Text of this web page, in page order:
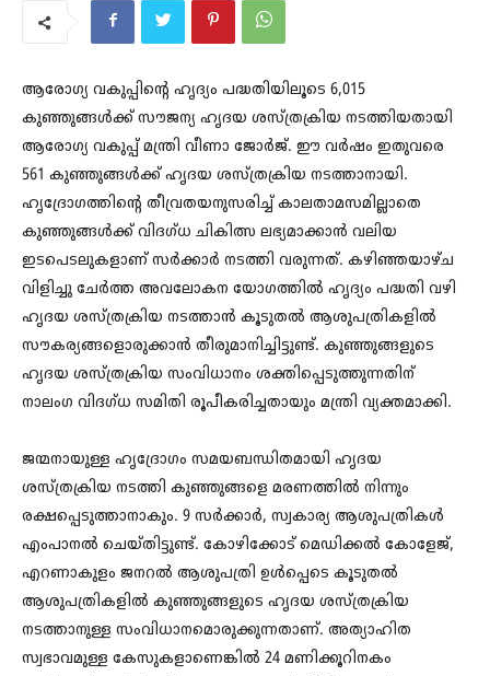
ആരോഗ്യ വകുപ്പിന്റെ ഹൃദ്യം പദ്ധതിയിലൂടെ 6,015
കുഞ്ഞുങ്ങള്‍ക്ക് സൗജന്യ ഹൃദയ ശസ്ത്രക്രിയ നടത്തിയതായി
ആരോഗ്യ വകുപ്പ് മന്ത്രി വീണാ ജോര്‍ജ്. ഈ വര്‍ഷം ഇതുവരെ
561 കുഞ്ഞുങ്ങള്‍ക്ക് ഹൃദയ ശസ്ത്രക്രിയ നടത്താനായി.
ഹൃദ്രോഗത്തിന്റെ തീവ്രതയനുസരിച്ച് കാലതാമസമില്ലാതെ
കുഞ്ഞുങ്ങള്‍ക്ക് വിദഗ്ധ ചികിത്സ ലഭ്യമാക്കാന്‍ വലിയ
ഇടപെടലുകളാണ് സര്‍ക്കാര്‍ നടത്തി വരുന്നത്. കഴിഞ്ഞയാഴ്ച
വിളിച്ചു ചേര്‍ത്ത അവലോകന യോഗത്തില്‍ ഹൃദ്യം പദ്ധതി വഴി
ഹൃദയ ശസ്ത്രക്രിയ നടത്താന്‍ കൂടുതല്‍ ആശുപത്രികളില്‍
സൗകര്യങ്ങളൊരുക്കാന്‍ തീരുമാനിച്ചിട്ടുണ്ട്. കുഞ്ഞുങ്ങളുടെ
ഹൃദയ ശസ്ത്രക്രിയ സംവിധാനം ശക്തിപ്പെടുത്തുന്നതിന്
നാലംഗ വിദഗ്ധ സമിതി രൂപീകരിച്ചതായും മന്ത്രി വ്യക്തമാക്കി.
ജന്മനായുള്ള ഹൃദ്രോഗം സമയബന്ധിതമായി ഹൃദയ
ശസ്ത്രക്രിയ നടത്തി കുഞ്ഞുങ്ങളെ മരണത്തില്‍ നിന്നും
രക്ഷപ്പെടുത്താനാകും. 9 സര്‍ക്കാര്‍, സ്വകാര്യ ആശുപത്രികള്‍
എംപാനല്‍ ചെയ്തിട്ടുണ്ട്. കോഴിക്കോട് മെഡിക്കല്‍ കോളേജ്,
എറണാകുളം ജനറല്‍ ആശുപത്രി ഉള്‍പ്പെടെ കൂടുതല്‍
ആശുപത്രികളില്‍ കുഞ്ഞുങ്ങളുടെ ഹൃദയ ശസ്ത്രക്രിയ
നടത്താനുള്ള സംവിധാനമൊരുക്കുന്നതാണ്. അത്യാഹിത
സ്വഭാവമുള്ള കേസുകളാണെങ്കില്‍ 24 മണിക്കൂറിനകം